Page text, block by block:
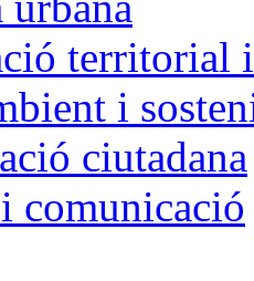
territorial
i
ciutadana
comunicació